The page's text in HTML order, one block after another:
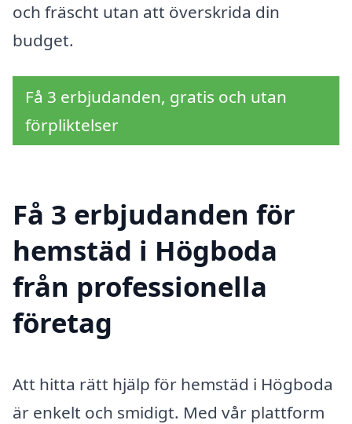
och fräscht utan att överskrida din
budget.
Få 3 erbjudanden, gratis och utan
förpliktelser
Få 3 erbjudanden för
hemstäd i Högboda
från professionella
företag
Att hitta rätt hjälp för hemstäd i Högboda
är enkelt och smidigt. Med vår plattform